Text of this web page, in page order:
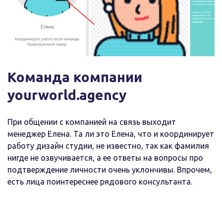
Команда компании
yourworld.agency
При общении с компанией на связь выходит
менеджер Елена. Та ли это Елена, что и координирует
работу дизайн студии, не известно, так как фамилия
нигде не озвучивается, а ее ответы на вопросы про
подтверждение личности очень уклончивы. Впрочем,
есть лица поинтереснее рядового консультанта.